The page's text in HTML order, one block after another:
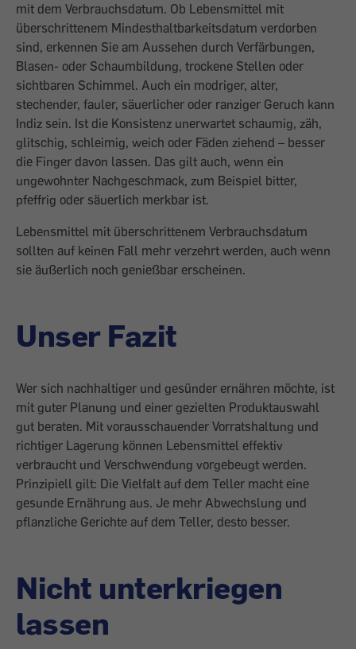
mit dem Verbrauchsdatum. Ob Lebensmittel mit
überschrittenem Mindesthaltbarkeitsdatum verdorben
sind, erkennen Sie am Aussehen durch Verfärbungen,
Blasen- oder Schaumbildung, trockene Stellen oder
sichtbaren Schimmel. Auch ein modriger, alter,
stechender, fauler, säuerlicher oder ranziger Geruch kann
Indiz sein. Ist die Konsistenz unerwartet schaumig, zäh,
glitschig, schleimig, weich oder Fäden ziehend – besser
die Finger davon lassen. Das gilt auch, wenn ein
ungewohnter Nachgeschmack, zum Beispiel bitter,
pfeffrig oder säuerlich merkbar ist.
Lebensmittel mit überschrittenem Verbrauchsdatum
sollten auf keinen Fall mehr verzehrt werden, auch wenn
sie äußerlich noch genießbar erscheinen.
Unser Fazit
Wer sich nachhaltiger und gesünder ernähren möchte, ist
mit guter Planung und einer gezielten Produktauswahl
gut beraten. Mit vorausschauender Vorratshaltung und
richtiger Lagerung können Lebensmittel effektiv
verbraucht und Verschwendung vorgebeugt werden.
Prinzipiell gilt: Die Vielfalt auf dem Teller macht eine
gesunde Ernährung aus. Je mehr Abwechslung und
pflanzliche Gerichte auf dem Teller, desto besser.
Nicht unterkriegen
lassen